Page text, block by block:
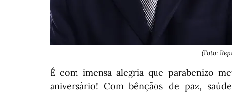
(Foto:
É com imensa alegria que parabenizo
aniversário! Com bênçãos de paz,